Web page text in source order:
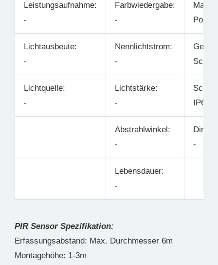
Leistungsaufnahme:
-
Farbwiedergabe:
-
Lichtausbeute:
-
Nennlichtstrom:
-
Lichtquelle:
-
Lichtstärke:
-
IP65
Abstrahlwinkel:
-
-
Lebensdauer:
-
PIR Sensor Spezifikation:
Erfassungsabstand: Max. Durchmesser 6m
Montagehöhe: 1-3m